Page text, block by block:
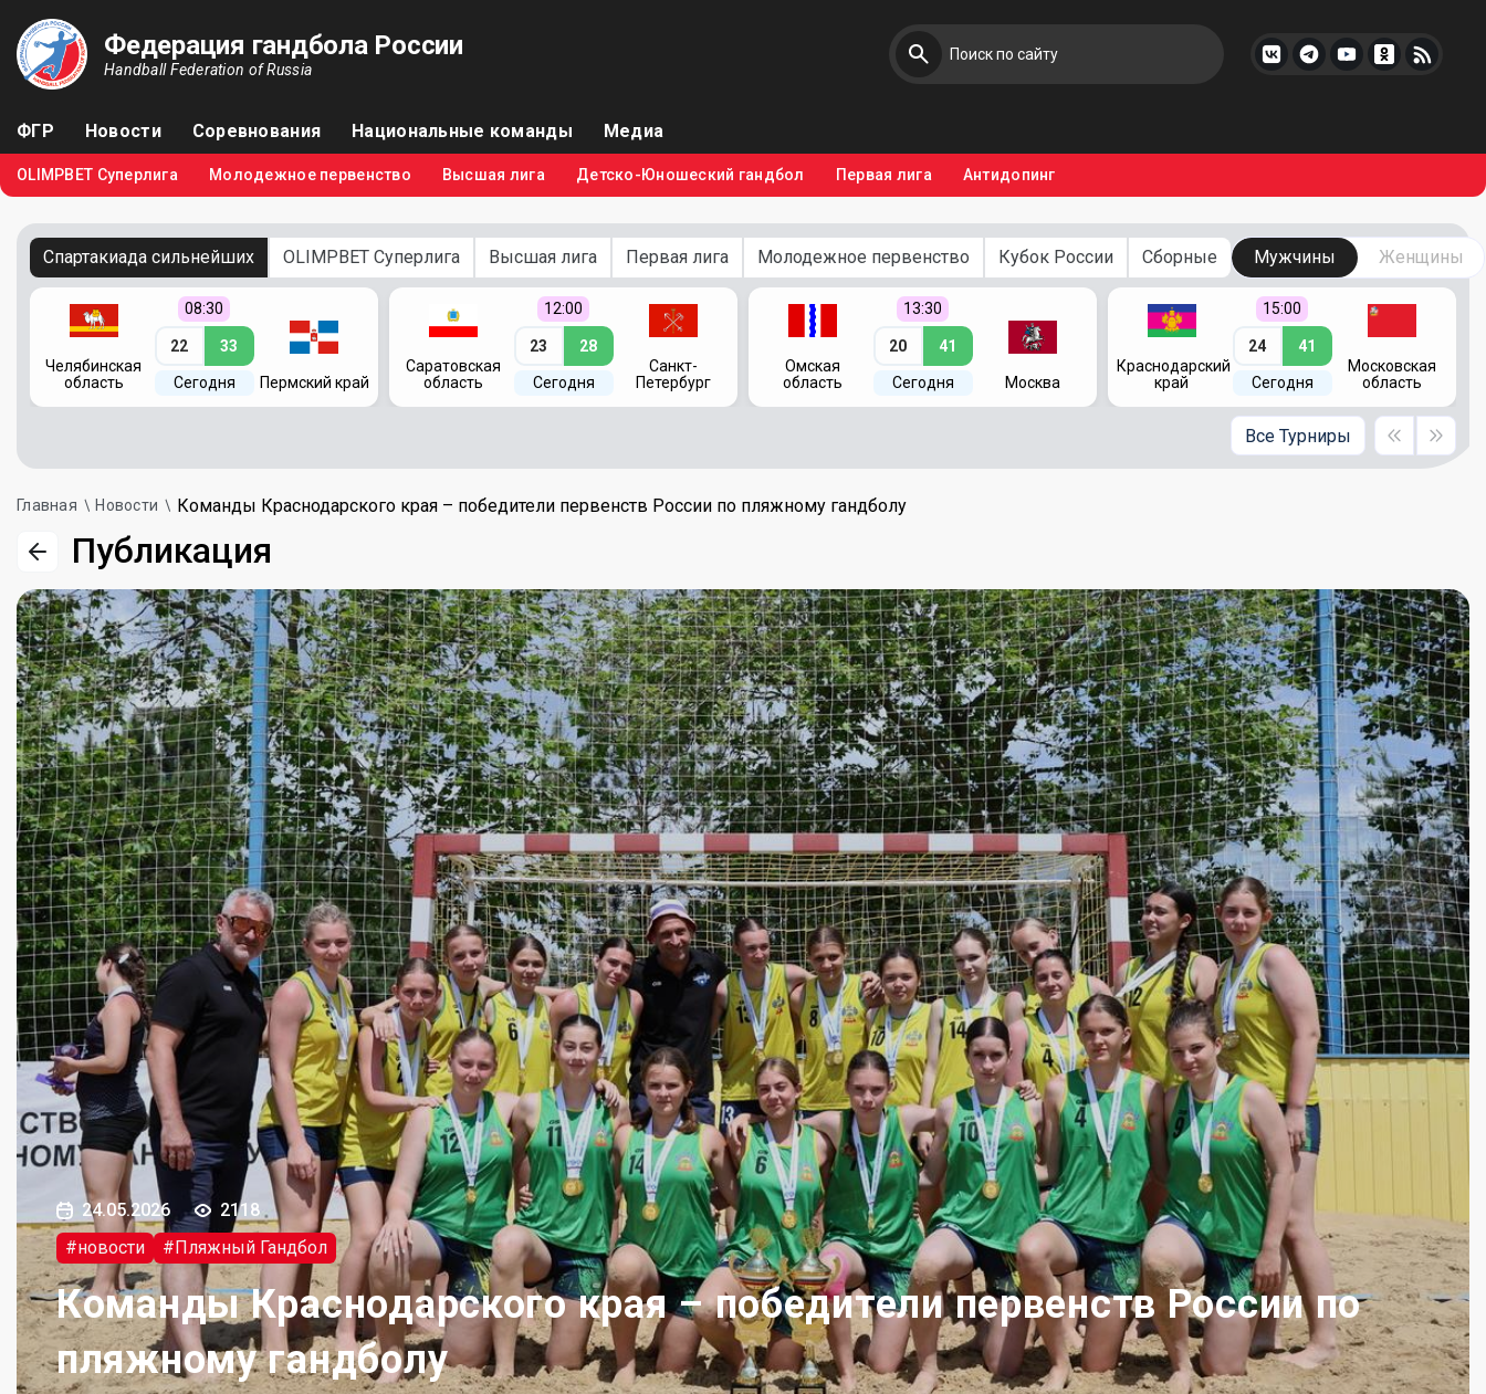
Федерация гандбола России
Handball Federation of Russia
ФГР Новости Соревнования Национальные команды Медиа
OLIMPBET Суперлига Молодежное первенство Высшая лига Детско-Юношеский гандбол Первая лига Антидопинг
Спартакиада сильнейших OLIMPBET Суперлига Высшая лига Первая лига Молодежное первенство Кубок России Сборные Мужчины Женщины
Челябинская
область
08:30
22 33
Сегодня Пермский край
Саратовская
область
12:00
23 28
Сегодня
Санкт-
Петербург
Омская
область
13:30
20 41
Сегодня Москва
Краснодарский
край
15:00
24 41
Сегодня
Московская
область
Все Турниры
Главная Новости Команды Краснодарского края – победители первенств России по пляжному гандболу
Публикация
24.05.2026
2118
#новости
#Пляжный Гандбол
Команды Краснодарского края – победители первенств России по
пляжному гандболу